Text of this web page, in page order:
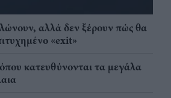
αλλά δεν ξέρουν πώς θα
«exit»
κατευθύνονται τα μεγάλα